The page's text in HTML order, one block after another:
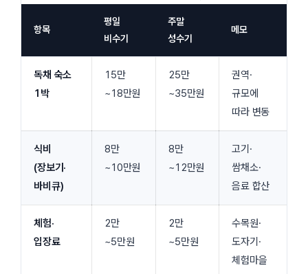
항목
평일
비수기
주말
성수기
메모
독채 숙소
1박
15만
~18만원
25만
~35만원
권역·
규모에
따라 변동
식비
(장보기·
바비큐)
8만
~10만원
8만
~12만원
고기·
쌈채소·
음료 합산
체험·
입장료
2만
~5만원
2만
~5만원
수목원·
도자기·
체험마을